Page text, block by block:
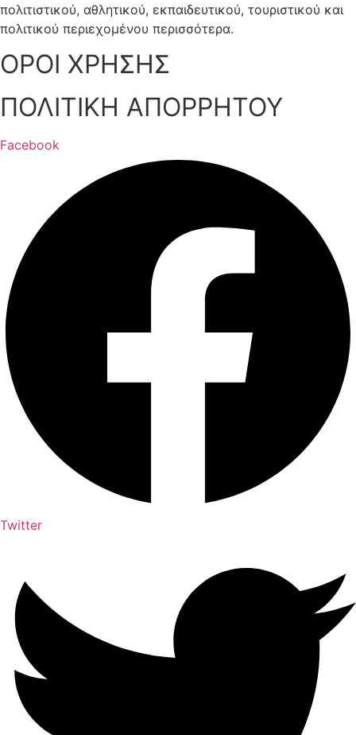
πολιτιστικού, αθλητικού, εκπαιδευτικού, τουριστικού και
πολιτικού περιεχομένου περισσότερα.
ΟΡΟΙ ΧΡΗΣΗΣ
ΠΟΛΙΤΙΚΗ ΑΠΟΡΡΗΤΟΥ
Facebook
Twitter